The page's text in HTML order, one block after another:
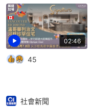
02:46
45
社會新聞